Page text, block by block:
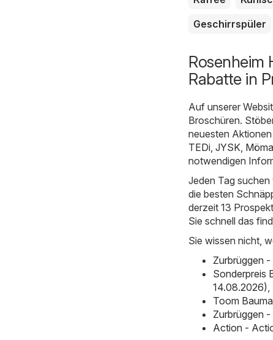
Geschirrspüler
Rosenheim
Rabatte in
Auf unserer
Broschüren.
neuesten
TEDi JYSK
notwendigen
Jeden Tag
die besten
derzeit 13
Sie schnell das
Sie wissen nicht,
Zurbrüggen
Sonderpreis
14.08.2026)
Toom
Zurbrüggen
Action -